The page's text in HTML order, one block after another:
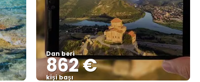
Dan beri
862 €
kişi başı